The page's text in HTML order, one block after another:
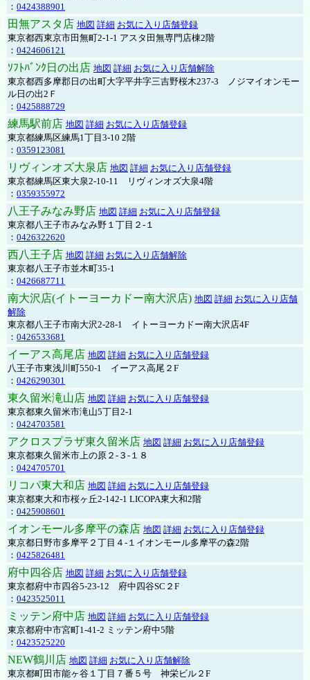
： 0424388901
田無アスタ店 地図 詳細 お気に入り店舗登録
東京都西東京市田無町2-1-1 アスタ田無専門店棟2階
： 0424606121
ｿﾌﾄﾊﾞﾝｸ日の出店 地図 詳細 お気に入り店舗解除
東京都西多摩郡日の出町大字平井字三吉野桜木237-3 ノジマイオンモー
ル日の出2Ｆ
： 0425888729
練馬駅前店 地図 詳細 お気に入り店舗登録
東京都練馬区練馬1丁目3-10 2階
： 0359123081
リヴィンオズ大泉店 地図 詳細 お気に入り店舗登録
東京都練馬区東大泉2-10-11 リヴィンオズ大泉4階
： 0359355972
八王子みなみ野店 地図 詳細 お気に入り店舗登録
東京都八王子市みなみ野１丁目２-１
： 0426322620
西八王子店 地図 詳細 お気に入り店舗解除
東京都八王子市並木町35-1
： 0426687711
南大沢店(イトーヨーカドー南大沢店) 地図 詳細 お気に入り店舗
解除
東京都八王子市南大沢2-28-1 イトーヨーカドー南大沢店4F
： 0426533681
イーアス高尾店 地図 詳細 お気に入り店舗登録
八王子市東浅川町550-1 イーアス高尾２F
： 0426290301
東久留米滝山店 地図 詳細 お気に入り店舗登録
東京都東久留米市滝山5丁目2-1
： 0424703581
アクロスプラザ東久留米店 地図 詳細 お気に入り店舗登録
東京都東久留米市上の原２-３-１８
： 0424705701
リコパ東大和店 地図 詳細 お気に入り店舗登録
東京都東大和市桜ヶ丘2-142-1 LICOPA東大和2階
： 0425908601
イオンモール多摩平の森店 地図 詳細 お気に入り店舗登録
東京都日野市多摩平２丁目４-１イオンモール多摩平の森2階
： 0425826481
府中四谷店 地図 詳細 お気に入り店舗登録
東京都府中市四谷5-23-12 府中四谷SC２F
： 0423525011
ミッテン府中店 地図 詳細 お気に入り店舗登録
東京都府中市宮町1-41-2 ミッテン府中5階
： 0423525220
NEW鶴川店 地図 詳細 お気に入り店舗解除
東京都町田市能ヶ谷１丁目７番５号 神栄ビル２F